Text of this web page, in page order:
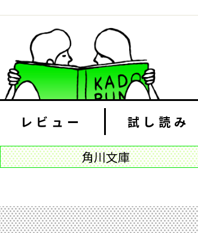
レビュー 試し読み
角川文庫